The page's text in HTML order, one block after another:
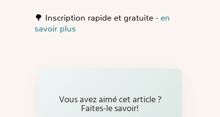
🌳 Inscription rapide et gratuite - en
savoir plus
Vous avez aimé cet article ?
Faites-le savoir!